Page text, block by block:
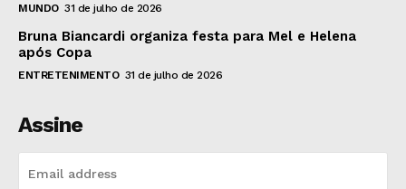
MUNDO 31 de julho de 2026
Bruna Biancardi organiza festa para Mel e Helena
após Copa
ENTRETENIMENTO 31 de julho de 2026
Assine